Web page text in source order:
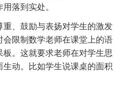
落到实处。
重、鼓励与表扬对学生的激发
限制数学老师在课堂上的语
。这就要求老师在对学生思
动。比如学生说课桌的面积